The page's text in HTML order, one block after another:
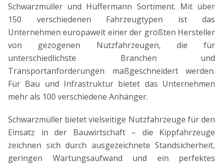
Schwarzmüller und Hüffermann Sortiment. Mit über
150 verschiedenen Fahrzeugtypen ist das
Unternehmen europaweit einer der größten Hersteller
von gezogenen Nutzfahrzeugen, die für
unterschiedlichste Branchen und
Transportanforderungen maßgeschneidert werden.
Für Bau und Infrastruktur bietet das Unternehmen
mehr als 100 verschiedene Anhänger.
Schwarzmüller bietet vielseitige Nutzfahrzeuge für den
Einsatz in der Bauwirtschaft – die Kippfahrzeuge
zeichnen sich durch ausgezeichnete Standsicherheit,
geringen Wartungsaufwand und ein perfektes